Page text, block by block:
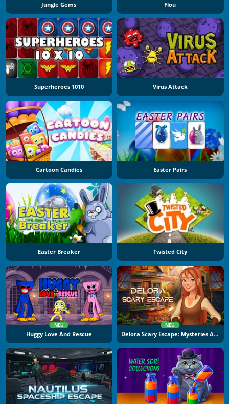
Jungle Gems Flou
Superheroes 1010 Virus Attack
Cartoon Candies Easter Pairs
Easter Breaker Twisted City
NEU
Huggy Love And Rescue
NEU
Delora Scary Escape: Mysteries Adventure